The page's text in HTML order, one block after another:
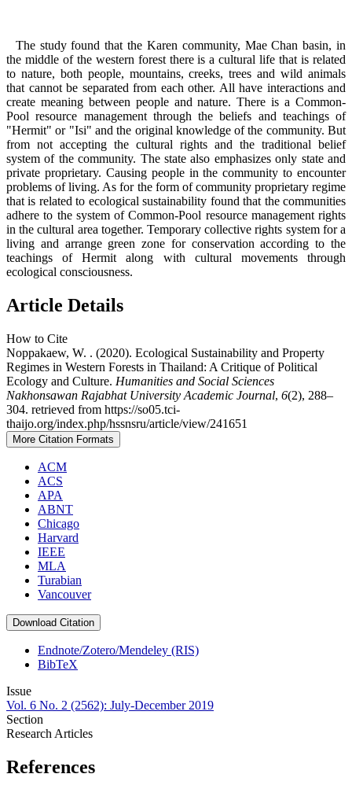
The study found that the Karen community, Mae Chan basin, in
the middle of the western forest there is a cultural life that is related
to nature, both people, mountains, creeks, trees and wild animals
that cannot be separated from each other. All have interactions and
create meaning between people and nature. There is a Common-
Pool resource management through the beliefs and teachings of
"Hermit" or "Isi" and the original knowledge of the community. But
from not accepting the cultural rights and the traditional belief
system of the community. The state also emphasizes only state and
private proprietary. Causing people in the community to encounter
problems of living. As for the form of community proprietary regime
that is related to ecological sustainability found that the communities
adhere to the system of Common-Pool resource management rights
in the cultural area together. Temporary collective rights system for a
living and arrange green zone for conservation according to the
teachings of Hermit along with cultural movements through
ecological consciousness.
Article Details
How to Cite
Noppakaew, W. . (2020). Ecological Sustainability and Property
Regimes in Western Forests in Thailand: A Critique of Political
Ecology and Culture. Humanities and Social Sciences
Nakhonsawan Rajabhat University Academic Journal, 6(2), 288–
304. retrieved from https://so05.tci-
thaijo.org/index.php/hssnsru/article/view/241651
More Citation Formats
ACM
ACS
APA
ABNT
Chicago
Harvard
IEEE
MLA
Turabian
Vancouver
Download Citation
Endnote/Zotero/Mendeley (RIS)
BibTeX
Issue
Vol. 6 No. 2 (2562): July-December 2019
Section
Research Articles
References